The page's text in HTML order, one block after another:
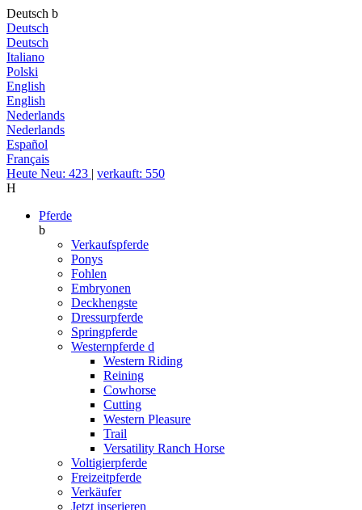
Deutsch b
Deutsch
Deutsch
Italiano
Polski
English
English
Nederlands
Nederlands
Español
Français
Heute Neu: 423 | verkauft: 550
H
Pferde
b
Verkaufspferde
Ponys
Fohlen
Embryonen
Deckhengste
Dressurpferde
Springpferde
Westernpferde d
Western Riding
Reining
Cowhorse
Cutting
Western Pleasure
Trail
Versatility Ranch Horse
Voltigierpferde
Freizeitpferde
Verkäufer
Jetzt inserieren